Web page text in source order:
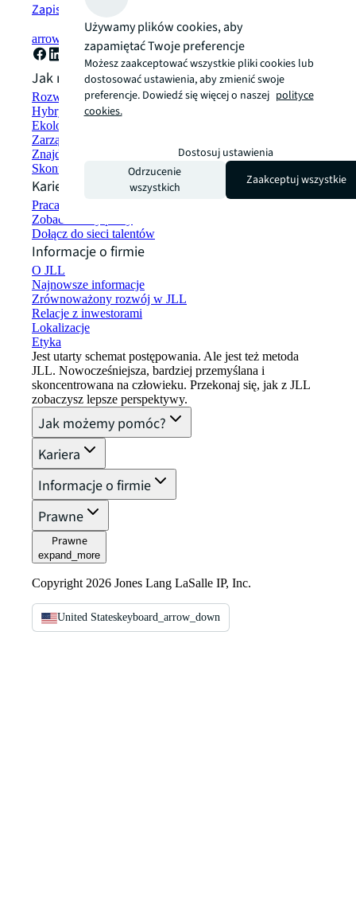
Zapisz się teraz
arrow_forward
Jak możemy pomóc?
Rozwiązania w zakresie zrównoważonego rozwoju
Hybrydowe rozwiązania w zakresie przestrzeni roboczej
Ekologiczne budownictwo i wynajem
Zarządzanie portfelem
Znajdź i wynajmij przestrzeń
Skontaktuj się z nami
Kariera
Praca w JLL
Zobacz oferty pracy
Dołącz do sieci talentów
Informacje o firmie
O JLL
Najnowsze informacje
Zrównoważony rozwój w JLL
Relacje z inwestorami
Lokalizacje
Etyka
Jest utarty schemat postępowania. Ale jest też metoda
JLL. Nowocześniejsza, bardziej przemyślana i
skoncentrowana na człowieku. Przekonaj się, jak z JLL
zobaczysz lepsze perspektywy.
Jak możemy pomóc?
Kariera
Informacje o firmie
Prawne
Prawne
expand_more
Copyright 2026 Jones Lang LaSalle IP, Inc.
United Stateskeyboard_arrow_down
Używamy plików cookies, aby
zapamiętać Twoje preferencje
Możesz zaakceptować wszystkie pliki cookies lub
dostosować ustawienia, aby zmienić swoje
preferencje. Dowiedź się więcej o naszej polityce
cookies.
Dostosuj ustawienia
Odrzucenie
wszystkich
Zaakceptuj wszystkie